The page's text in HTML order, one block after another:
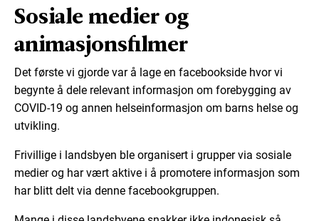
Sosiale medier og
animasjonsfilmer
Det første vi gjorde var å lage en facebookside hvor vi
begynte å dele relevant informasjon om forebygging av
COVID-19 og annen helseinformasjon om barns helse og
utvikling.
Frivillige i landsbyen ble organisert i grupper via sosiale
medier og har vært aktive i å promotere informasjon som
har blitt delt via denne facebookgruppen.